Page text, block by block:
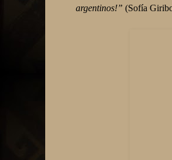
argentinos!” (Sofía